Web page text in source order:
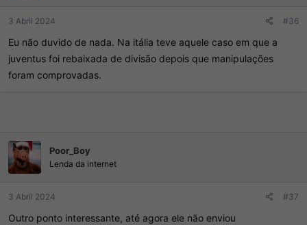
r
o
t
p
i
o
3 Abril 2024 #36
Eu não duvido de nada. Na itália teve aquele caso em que a
juventus foi rebaixada de divisão depois que manipulações
foram comprovadas.
Poor_Boy
Lenda da internet
3 Abril 2024 #37
Outro ponto interessante, até agora ele não enviou